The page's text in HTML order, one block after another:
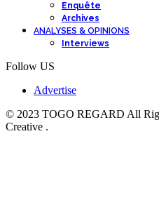
Enquête
Archives
ANALYSES & OPINIONS
Interviews
Follow US
Advertise
© 2023 TOGO REGARD All
Creative .